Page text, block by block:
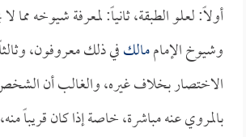
أولاً: لعلو الطبقة، ثانياً: لمعرفة شيوخه مما لا
وشيوخ الإماممالكفي ذلك معروفون،
الاختصار بخلاف غيره، والغالب أن
بالمروي عنه مباشرة، خاصة إذا كان قريباً